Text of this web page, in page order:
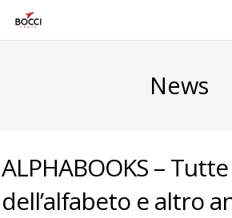
Eventi e promozioni
Contatti
News
ALPHABOOKS –
dell’alfabeto e altro